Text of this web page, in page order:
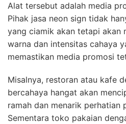
Alat tersebut adalah media
Pihak jasa neon sign tidak
yang ciamik akan tetapi akan
warna dan intensitas cahaya
memastikan media promosi
Misalnya, restoran atau kafe
bercahaya hangat akan
ramah dan menarik perhatian
Sementara toko pakaian